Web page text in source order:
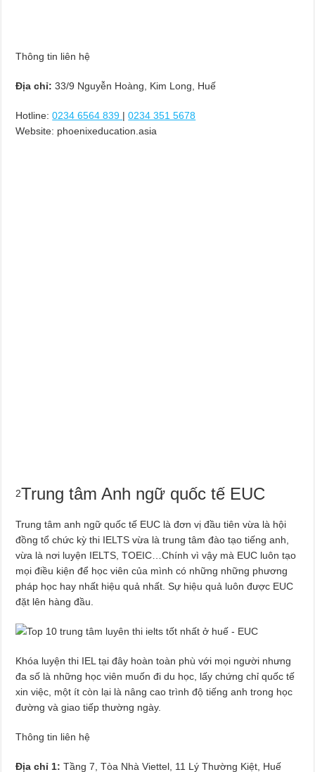
Thông tin liên hệ
Địa chỉ: 33/9 Nguyễn Hoàng, Kim Long, Huế
Hotline: 0234 6564 839 |0234 351 5678
Website: phoenixeducation.asia
2Trung tâm Anh ngữ quốc tế EUC
Trung tâm anh ngữ quốc tế EUC là đơn vị đầu tiên vừa là hội
đồng tổ chức kỳ thi IELTS vừa là trung tâm đào tạo tiếng anh,
vừa là nơi luyện IELTS, TOEIC…Chính vì vậy mà EUC luôn tạo
mọi điều kiện để học viên của mình có những những phương
pháp học hay nhất hiệu quả nhất. Sự hiệu quả luôn được EUC
đặt lên hàng đầu.
Khóa luyện thi IEL tại đây hoàn toàn phù với mọi người nhưng
đa số là những học viên muốn đi du học, lấy chứng chỉ quốc tế
xin việc, một ít còn lại là nâng cao trình độ tiếng anh trong học
đường và giao tiếp thường ngày.
Thông tin liên hệ
Địa chỉ 1: Tầng 7, Tòa Nhà Viettel, 11 Lý Thường Kiệt, Huế